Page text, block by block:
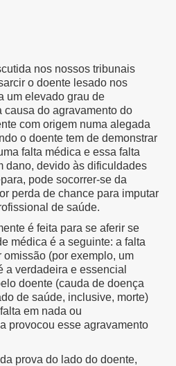
nos nossos tribunais
o doente lesado nos
um elevado grau de
do agravamento do
com origem numa alegada
o doente tem de demonstrar
falta médica e essa falta
dano, devido às dificuldades
pode socorrer-se da
perda de chance para imputar
de saúde.
é feita para se aferir se
médica é a seguinte: a falta
omissão (por exemplo, um
a verdadeira e essencial
doente (cauda de doença
de saúde, inclusive, morte)
em nada ou
provocou esse agravamento
prova do lado do doente,